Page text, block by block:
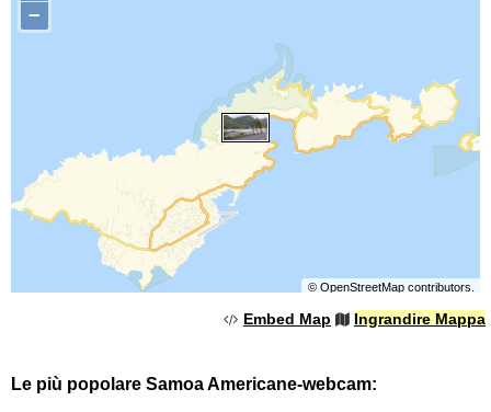
−
© OpenStreetMapcontributors.
Embed Map Ingrandire Mappa
Le più popolare Samoa Americane-webcam: